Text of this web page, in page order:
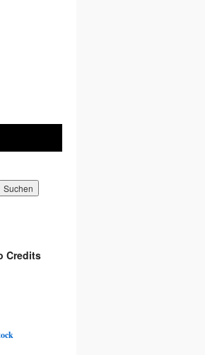
Credits